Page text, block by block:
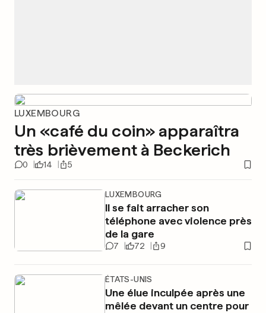
LUXEMBOURG
Un «café du coin» apparaîtra
très brièvement à Beckerich
0 14 5
LUXEMBOURG
Il se fait arracher son
téléphone avec violence près
de la gare
7 72 9
ÉTATS-UNIS
Une élue inculpée après une
mêlée devant un centre pour